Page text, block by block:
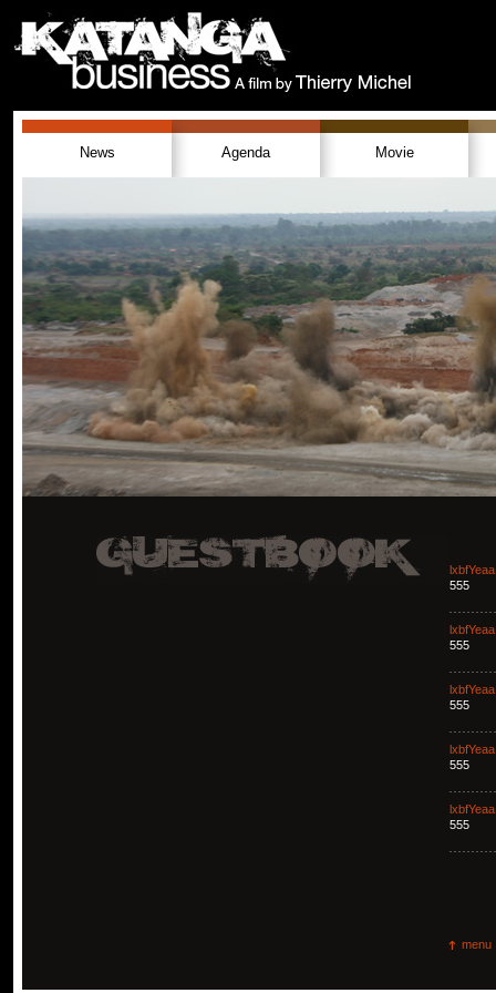
News Agenda Movie
lxbfYeaa
555
lxbfYeaa
555
lxbfYeaa
555
lxbfYeaa
555
lxbfYeaa
555
menu